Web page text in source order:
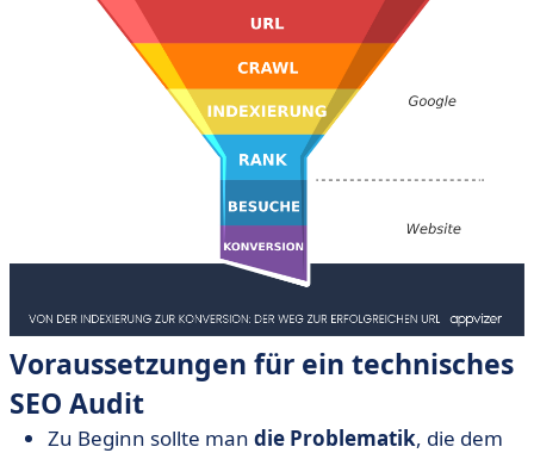
Voraussetzungen für ein technisches
SEO Audit
Zu Beginn sollte man die Problematik, die dem